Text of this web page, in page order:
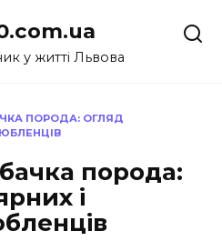
у житті Львова
ПОРОДА: ОГЛЯД
порода:
і